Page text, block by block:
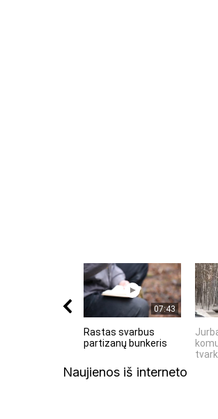
07:43
Rastas svarbus
partizanų bunkeris
Naujienos iš interneto